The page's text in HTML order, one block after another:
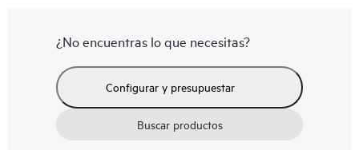
¿No encuentras lo que necesitas?
Configurar y presupuestar
Buscar productos